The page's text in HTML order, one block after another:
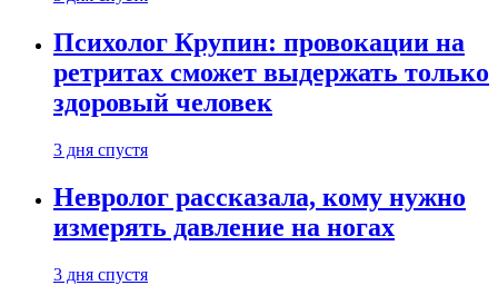
Психолог Крупин: провокации на
ретритах сможет выдержать только
здоровый человек
3 дня спустя
Невролог рассказала, кому нужно
измерять давление на ногах
3 дня спустя